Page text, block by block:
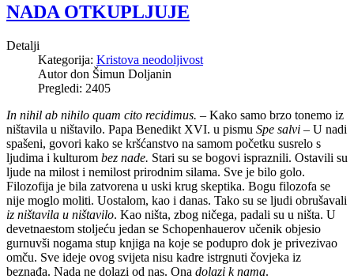
NADA OTKUPLJUJE
Detalji
Kategorija: Kristova neodoljivost
Autor don Šimun Doljanin
Pregledi: 2405
In nihil ab nihilo quam cito recidimus. – Kako samo brzo tonemo iz
ništavila u ništavilo. Papa Benedikt XVI. u pismu Spe salvi – U nadi
spašeni, govori kako se kršćanstvo na samom početku susrelo s
ljudima i kulturom bez nade. Stari su se bogovi ispraznili. Ostavili su
ljude na milost i nemilost prirodnim silama. Sve je bilo golo.
Filozofija je bila zatvorena u uski krug skeptika. Bogu filozofa se
nije moglo moliti. Uostalom, kao i danas. Tako su se ljudi obrušavali
iz ništavila u ništavilo. Kao ništa, zbog ničega, padali su u ništa. U
devetnaestom stoljeću jedan se Schopenhauerov učenik objesio
gurnuvši nogama stup knjiga na koje se podupro dok je privezivao
omču. Sve ideje ovog svijeta nisu kadre istrgnuti čovjeka iz
beznađa. Nada ne dolazi od nas. Ona dolazi k nama.